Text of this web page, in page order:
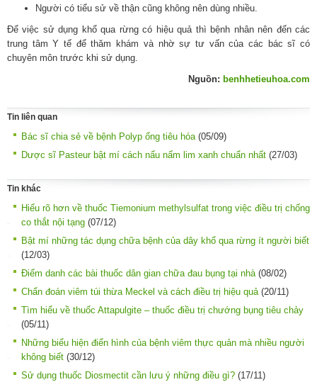
Người có tiểu sử về thận cũng không nên dùng nhiều.
Để việc sử dụng khổ qua rừng có hiệu quả thì bệnh nhân nên đến các
trung tâm Y tế để thăm khám và nhờ sự tư vấn của các bác sĩ có
chuyên môn trước khi sử dụng.
Nguồn: benhhetieuhoa.com
Tin liên quan
Bác sĩ chia sẻ về bệnh Polyp ống tiêu hóa(05/09)
Dược sĩ Pasteur bật mí cách nấu nấm lim xanh chuẩn nhất (27/03)
Tin khác
Hiểu rõ hơn về thuốc Tiemonium methylsulfat trong việc điều trị chống
co thắt nội tạng (07/12)
Bật mí những tác dụng chữa bệnh của dây khổ qua rừng ít người biết
(12/03)
Điểm danh các bài thuốc dân gian chữa đau bụng tại nhà (08/02)
Chẩn đoán viêm túi thừa Meckel và cách điều trị hiệu quả (20/11)
Tìm hiểu về thuốc Attapulgite – thuốc điều trị chướng bụng tiêu chảy
(05/11)
Những biểu hiện điển hình của bệnh viêm thực quản mà nhiều người
không biết (30/12)
Sử dụng thuốc Diosmectit cần lưu ý những điều gì? (17/11)